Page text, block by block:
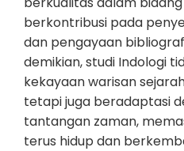
berkontribusi pada
dan pengayaan
demikian, studi Indologi
kekayaan warisan
tetapi juga beradaptasi
tantangan zaman,
terus hidup dan